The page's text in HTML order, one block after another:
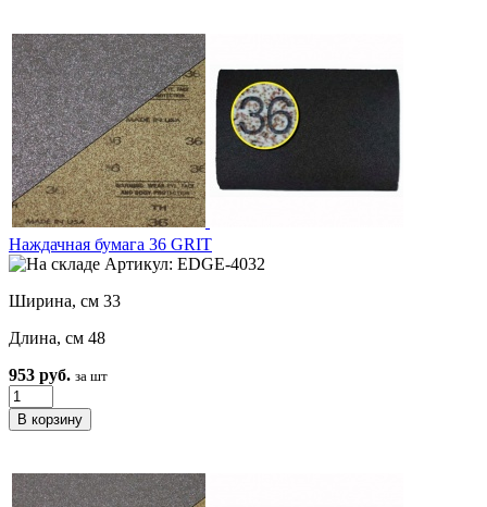
Наждачная бумага 36 GRIT
Артикул: EDGE-4032
Ширина, см 33
Длина, см 48
953 руб. за шт